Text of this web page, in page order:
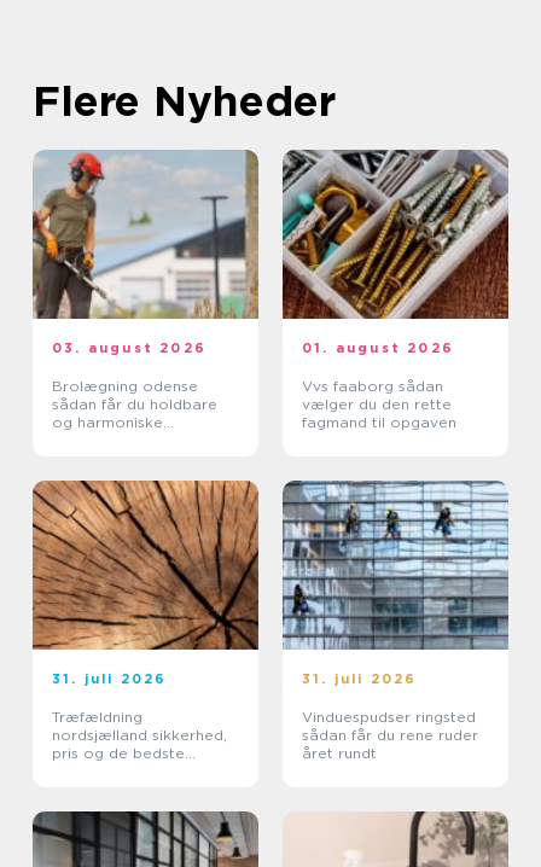
Flere Nyheder
03. august 2026
Brolægning odense
sådan får du holdbare
og harmoniske
01. august 2026
Vvs faaborg sådan
vælger du den rette
fagmand til opgaven
31. juli 2026
Træfældning
nordsjælland sikkerhed,
pris og de bedste
31. juli 2026
Vinduespudser ringsted
sådan får du rene ruder
året rundt